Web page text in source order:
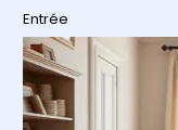
Par rapport à
Entrée